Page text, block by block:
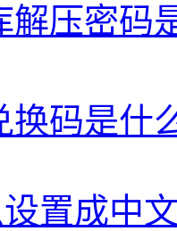
解压密码
换码是什
置成中